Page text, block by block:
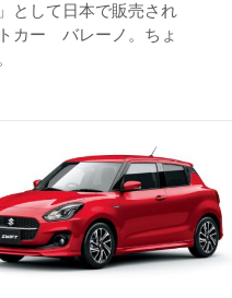
として日本で販売され
カー バレーノ。ちょ